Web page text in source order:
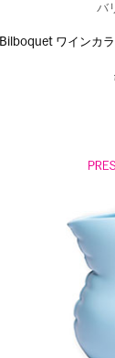
バ
Bilboquet ワインカ